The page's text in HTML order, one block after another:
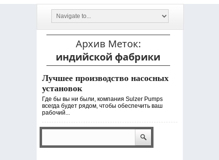
Архив Меток:
индийской фабрики
Лучшее производство насосных
установок
Где бы вы ни были, компания Sulzer Pumps
всегда будет рядом, чтобы обеспечить ваш
рабочий...